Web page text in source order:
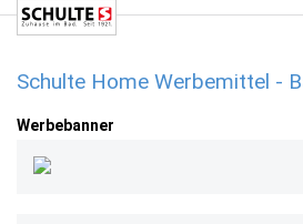
Schulte Home Werbemittel -
Werbebanner